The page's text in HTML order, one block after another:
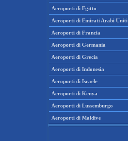
Aeroporti di Egitto
Aeroporti di Emirati Arabi Uniti
Aeroporti di Francia
Aeroporti di Germania
Aeroporti di Grecia
Aeroporti di Indonesia
Aeroporti di Israele
Aeroporti di Kenya
Aeroporti di Lussemburgo
Aeroporti di Maldive